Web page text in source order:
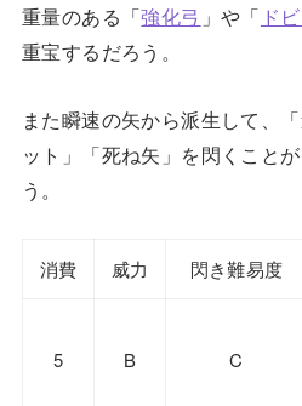
重量のある「強化弓 」や「 ド
重宝するだろう。
また瞬速の矢から派生して、
ット」「死ね矢」を閃くこと
う。
消費 威力 閃き難易度
5 B C